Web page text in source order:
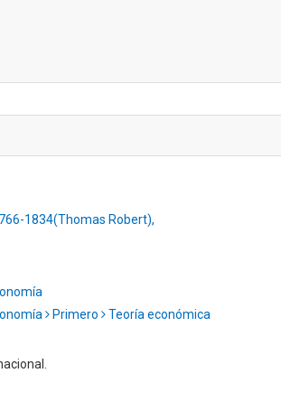
1834(Thomas Robert),
Primero Teoría económica